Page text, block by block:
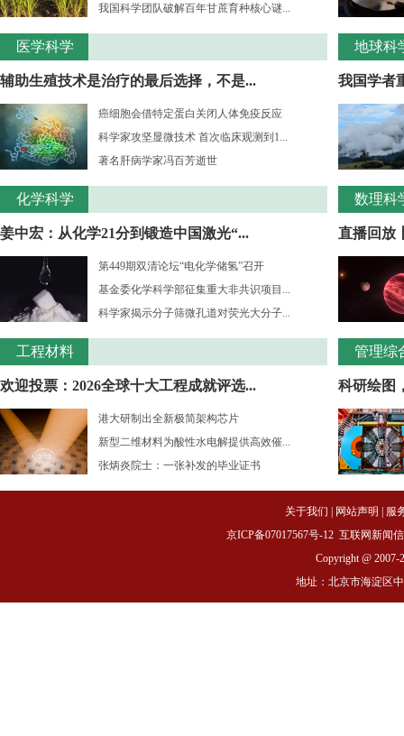
我国科学团队破解百年甘蔗育种核心谜...
医学科学
辅助生殖技术是治疗的最后选择，不是...
癌细胞会借特定蛋白关闭人体免疫反应
科学家攻坚显微技术 首次临床观测到1...
著名肝病学家冯百芳逝世
化学科学
姜中宏：从化学21分到锻造中国激光“...
第449期双清论坛“电化学储氢”召开
基金委化学科学部征集重大非共识项目...
科学家揭示分子筛微孔道对荧光大分子...
工程材料
欢迎投票：2026全球十大工程成就评选...
港大研制出全新极简架构芯片
新型二维材料为酸性水电解提供高效催...
张炳炎院士：一张补发的毕业证书
地球科
我国学者
数理科
直播回放
管理综
科研绘图
关于我们 网站声明
服
京ICP备07017567号-12 互联网新闻
Copyright @ 2007-
地址：北京市海淀区